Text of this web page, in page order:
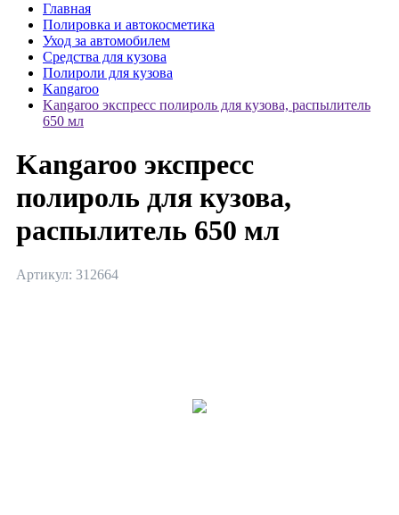
Главная
Полировка и автокосметика
Уход за автомобилем
Средства для кузова
Полироли для кузова
Kangaroo
Kangaroo экспресс полироль для кузова, распылитель
650 мл
Kangaroo экспресс
полироль для кузова,
распылитель 650 мл
Артикул: 312664